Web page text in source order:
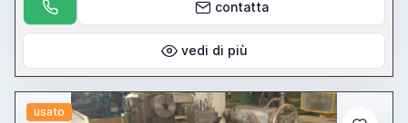
contatta
vedi di più
usato